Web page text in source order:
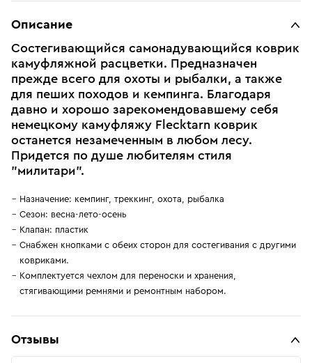
Описание
Состегивающийся самонадувающийся коврик
камуфляжной расцветки. Предназначен
прежде всего для охоты и рыбалки, а также
для пеших походов и кемпинга. Благодаря
давно и хорошо зарекомендовавшему себя
немецкому камуфляжу Flecktarn коврик
останется незамеченным в любом лесу.
Придется по душе любителям стиля
"милитари".
Назначение: кемпинг, треккинг, охота, рыбалка
Сезон: весна-лето-осень
Клапан: пластик
Снабжен кнопками с обеих сторон для состегивания с другими
ковриками.
Комплектуется чехлом для переноски и хранения,
стягивающими ремнями и ремонтным набором.
Отзывы